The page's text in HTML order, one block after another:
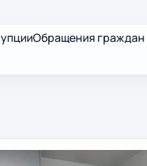
Обращения граждан